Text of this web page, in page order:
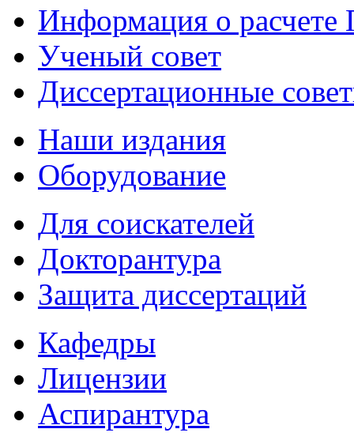
Информация о
Ученый совет
Диссертационные
Наши издания
Оборудование
Для соискателей
Докторантура
Защита диссертаций
Кафедры
Лицензии
Аспирантура